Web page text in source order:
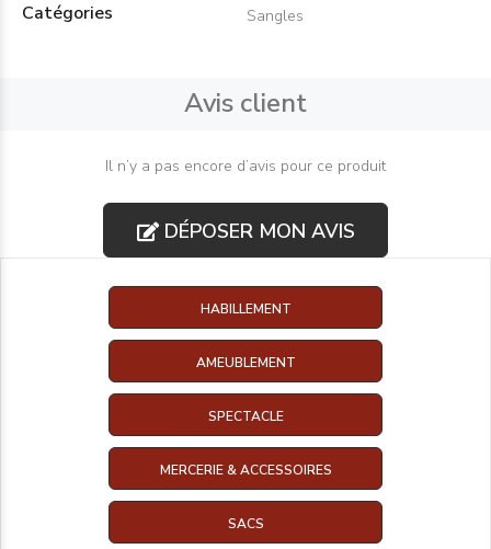
Catégories Sangles
Avis client
Il n’y a pas encore d’avis pour ce produit
DÉPOSER MON AVIS
HABILLEMENT
AMEUBLEMENT
SPECTACLE
MERCERIE & ACCESSOIRES
SACS